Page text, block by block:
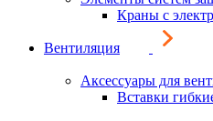
Краны с
Вентиляция
Аксессуары для
Вставки